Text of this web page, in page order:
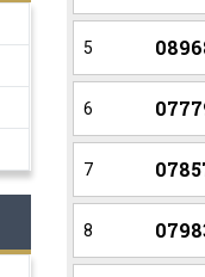
5
6
7
8